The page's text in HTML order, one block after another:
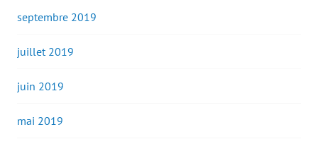
septembre 2019
juillet 2019
juin 2019
mai 2019